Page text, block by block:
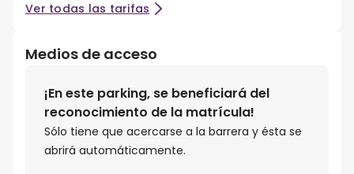
Ver todas las tarifas
Medios de acceso
¡En este parking, se beneficiará del
reconocimiento de la matrícula!
Sólo tiene que acercarse a la barrera y ésta se
abrirá automáticamente.